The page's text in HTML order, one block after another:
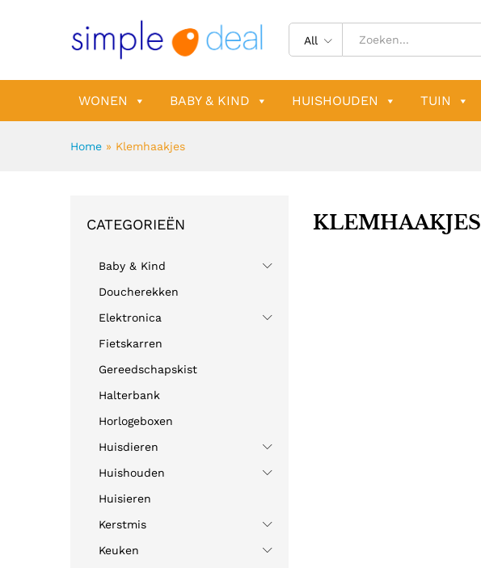
All
WONEN BABY & KIND HUISHOUDEN TUIN
Home » Klemhaakjes
KLEMHAAKJES
CATEGORIEËN
Baby & Kind
Doucherekken
Elektronica
Fietskarren
Gereedschapskist
Halterbank
Horlogeboxen
Huisdieren
Huishouden
Huisieren
Kerstmis
Keuken